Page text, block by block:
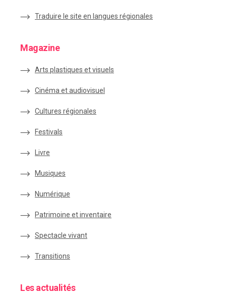
Traduire le site en langues régionales
Magazine
Arts plastiques et visuels
Cinéma et audiovisuel
Cultures régionales
Festivals
Livre
Musiques
Numérique
Patrimoine et inventaire
Spectacle vivant
Transitions
Les actualités